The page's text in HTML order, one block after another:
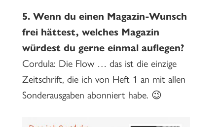
5. Wenn du einen Magazin-Wunsch
frei hättest, welches Magazin
würdest du gerne einmal auflegen?
Cordula: Die Flow … das ist die einzige
Zeitschrift, die ich von Heft 1 an mit allen
Sonderausgaben abonniert habe. 😉